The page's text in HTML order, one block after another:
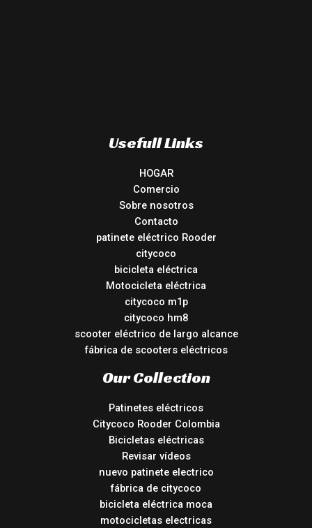
Usefull Links
HOGAR
Comercio
Sobre nosotros
Contacto
patinete eléctrico Rooder
citycoco
bicicleta eléctrica
Motocicleta eléctrica
citycoco m1p
citycoco hm8
scooter eléctrico de largo alcance
fábrica de scooters eléctricos
Our Collection
Patinetes eléctricos
Citycoco Rooder Colombia
Bicicletas eléctricas
Revisar vídeos
nuevo patinete electrico
fábrica de citycoco
bicicleta eléctrica moca
motocicletas electricas